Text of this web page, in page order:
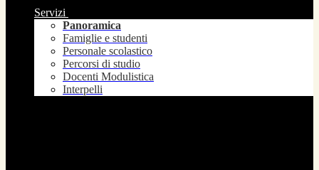
Servizi
Panoramica
Famiglie e studenti
Personale scolastico
Percorsi di studio
Docenti Modulistica
Interpelli